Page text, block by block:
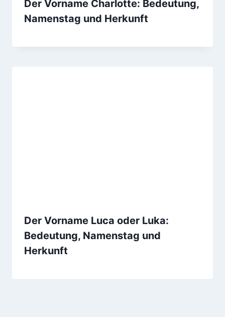
Der Vorname Charlotte: Bedeutung,
Namenstag und Herkunft
Der Vorname Luca oder Luka:
Bedeutung, Namenstag und
Herkunft